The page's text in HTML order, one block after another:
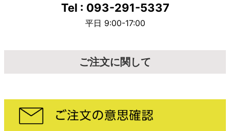
Tel : 093-291-5337
平日 9:00-17:00
ご注文に関して